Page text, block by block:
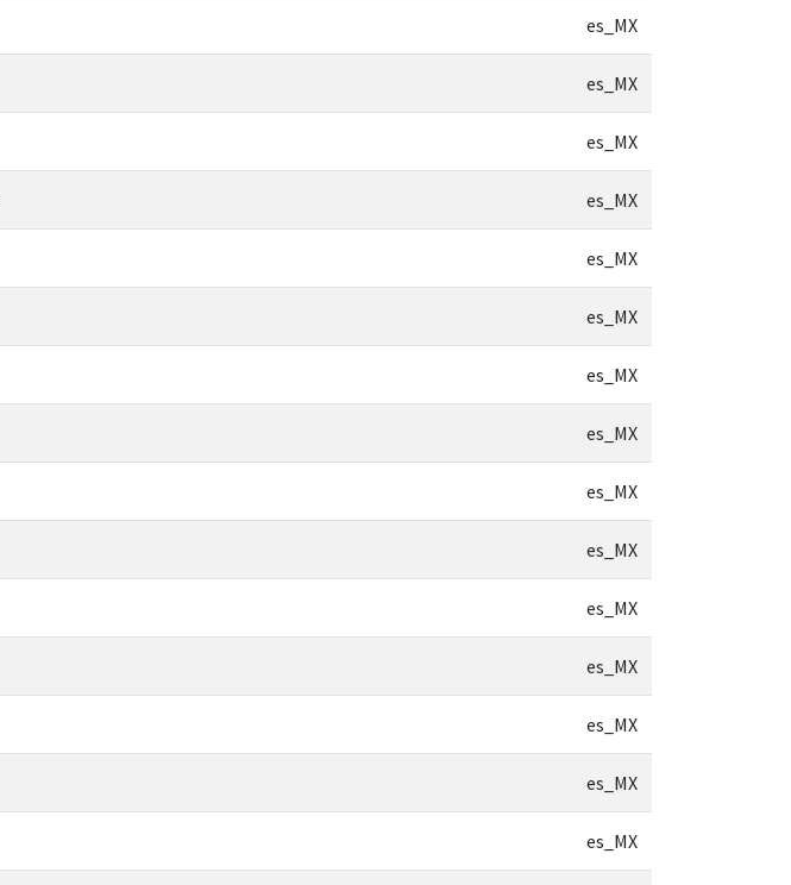
es_MX
es_MX
es_MX
es_MX
es_MX
es_MX
es_MX
es_MX
es_MX
es_MX
es_MX
es_MX
es_MX
es_MX
es_MX